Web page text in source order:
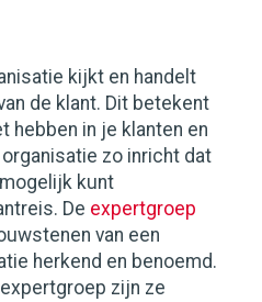
kijkt en handelt
de klant. Dit betekent
hebben in je klanten en
zo inricht dat
kunt
De expertgroep
van een
herkend en benoemd.
zijn ze